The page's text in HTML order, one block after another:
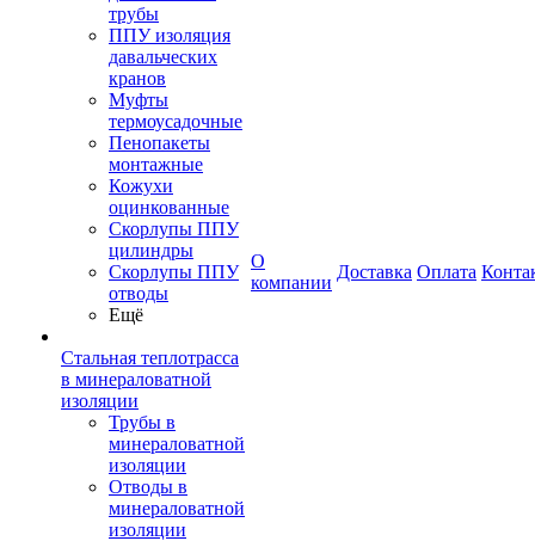
трубы
ППУ изоляция
давальческих
кранов
Муфты
термоусадочные
Пенопакеты
монтажные
Кожухи
оцинкованные
Скорлупы ППУ
цилиндры
Скорлупы ППУ
отводы
Ещё
Стальная теплотрасса
в минераловатной
изоляции
Трубы в
минераловатной
изоляции
Отводы в
минераловатной
изоляции
О
компании
Доставка Оплата